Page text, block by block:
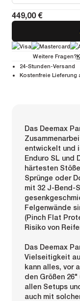
449,00 €
Weitere Fragen?
24-Stunden-Versand
Kostenfreie Lieferung
Das Deemax
entwickelt und
Enduro SL und
härtesten
Sprünge oder
mit 32 J-Bend-
Felgenwände
(Pinch Flat
Risiko von
Das Deemax
Vielseitigkeit
kann alles, vor
den Größen
allen Setups
auch mit